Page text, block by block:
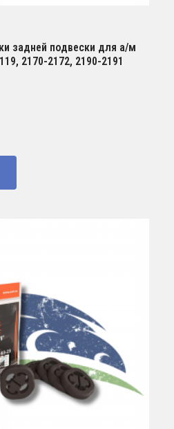
задней подвески для а/м
2170-2172, 2190-2191